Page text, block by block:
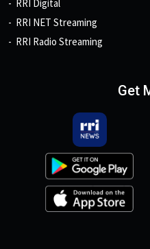
RRI Digital
RRI NET Streaming
RRI Radio Streaming
Get